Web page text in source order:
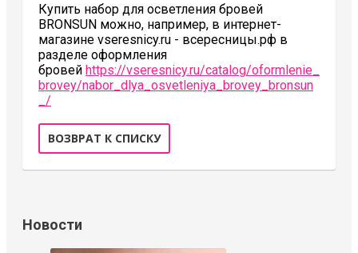
Купить набор для осветления бровей
BRONSUN можно, например, в интернет-
магазине vseresnicy.ru - всересницы.рф в
разделе оформления
бровей https://vseresnicy.ru/catalog/oformlenie_
brovey/nabor_dlya_osvetleniya_brovey_bronsun
_/
ВОЗВРАТ К СПИСКУ
Новости